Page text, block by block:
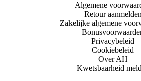
Algemene
Retour aanmelden
Zakelijke algemene
Privacybeleid
Cookiebeleid
Over AH
Kwetsbaarheid